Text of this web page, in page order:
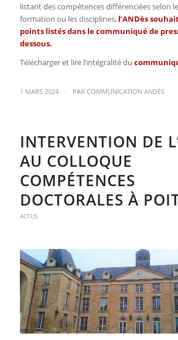
listant des compétences différenciées selon
formation ou les disciplines,l’ANDès
points listés dans le communiqué de
dessous.
Télécharger et lire l’intégralité du
1 MARS 2024 / PAR COMMUNICATION ANDÈS
INTERVENTION DE
AU COLLOQUE
COMPÉTENCES
DOCTORALES À
ACTUS